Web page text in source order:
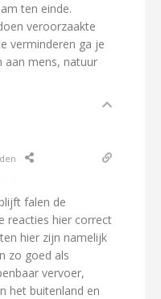
ten einde.
veroorzaakte
verminderen ga je
aan mens, natuur
falen de
reacties hier correct
hier zijn namelijk
zo goed als
vervoer,
het buitenland en